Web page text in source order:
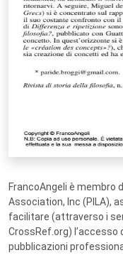
FrancoAngeli è membro
Association, Inc (PILA),
facilitare (attraverso i
CrossRef.org)
pubblicazioni